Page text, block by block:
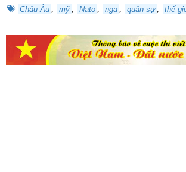
Châu Âu , mỹ , Nato , nga , quân sự , thế